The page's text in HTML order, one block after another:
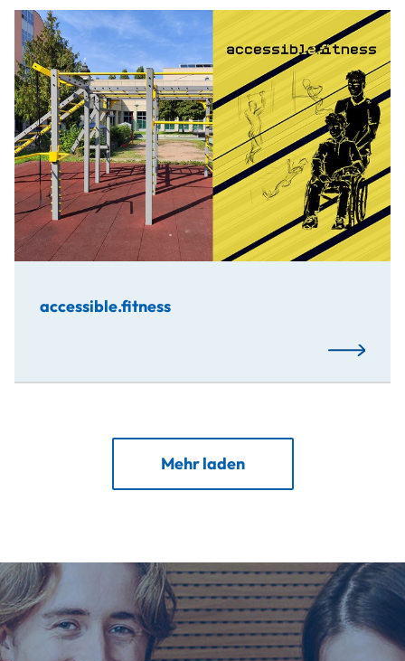
accessible.fitness
Projektkooperation der Studiengänge Medientechnik
Mehr…
Mehr laden